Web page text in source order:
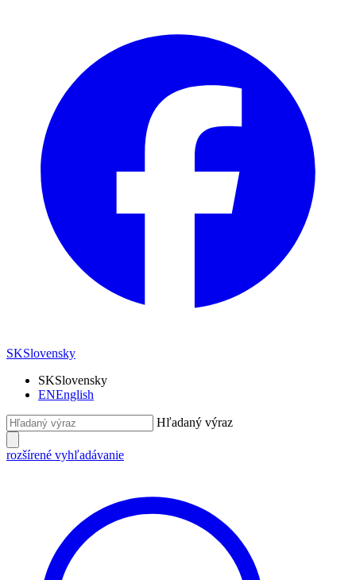
SKSlovensky
SKSlovensky
ENEnglish
Hľadaný výraz
rozšírené vyhľadávanie